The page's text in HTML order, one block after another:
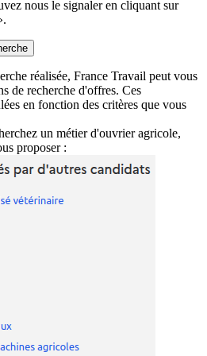
nous le signaler en cliquant sur
réalisée, France Travail peut vous
de recherche d'offres. Ces
en fonction des critères que vous
un métier d'ouvrier agricole,
proposer :